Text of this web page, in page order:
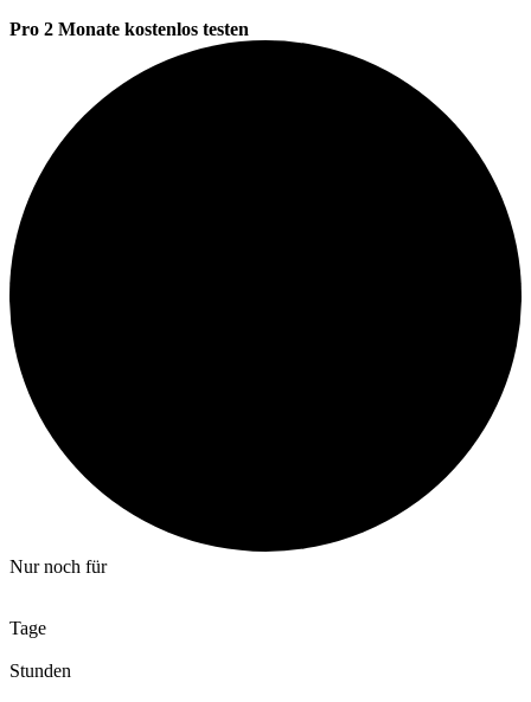
Pro 2 Monate kostenlos testen
Nur noch für
Tage
Stunden